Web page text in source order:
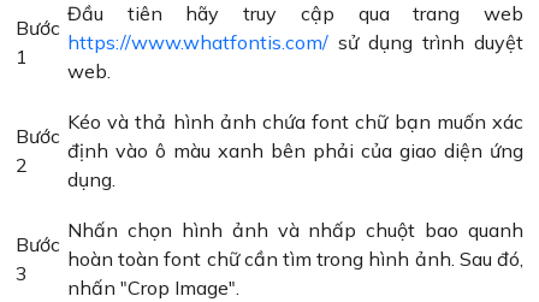
Bước
1
Đầu tiên hãy truy cập qua trang web
https://www.whatfontis.com/ sử dụng trình duyệt
web.
Bước
2
Kéo và thả hình ảnh chứa font chữ bạn muốn xác
định vào ô màu xanh bên phải của giao diện ứng
dụng.
Bước
3
Nhấn chọn hình ảnh và nhấp chuột bao quanh
hoàn toàn font chữ cần tìm trong hình ảnh. Sau đó,
nhấn "Crop Image".